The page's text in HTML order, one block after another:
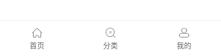
首页 分类 我的